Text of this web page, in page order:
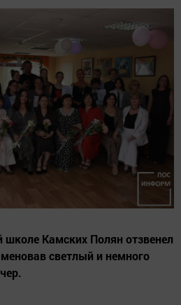
Камских Полян отзвенел
светлый и немного